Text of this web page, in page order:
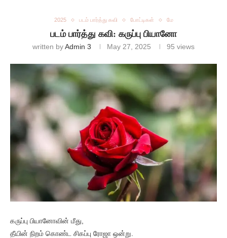
2025 படம் பார்த்து கவி போட்டிகள் மே
படம் பார்த்து கவி: கருப்பு பியானோ
written byAdmin 3 May 27, 2025 95 views
கருப்பு பியானோவின் மீது,
தீயின் நிறம் கொண்ட சிகப்பு ரோஜா ஒன்று.